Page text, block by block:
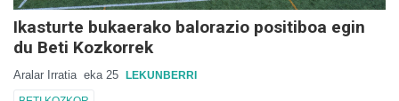
Ikasturte bukaerako balorazio positiboa egin
du Beti Kozkorrek
Aralar Irratia eka 25 LEKUNBERRI